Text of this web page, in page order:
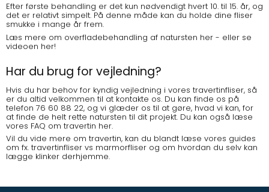
Efter første behandling er det kun nødvendigt hvert 10. til 15. år, og
det er relativt simpelt. På denne måde kan du holde dine fliser
smukke i mange år frem.
Læs mere om overfladebehandling af natursten her - eller se
videoen her!
Har du brug for vejledning?
Hvis du har behov for kyndig vejledning i vores travertinfliser, så
er du altid velkommen til at kontakte os. Du kan finde os på
telefon 76 60 88 22, og vi glæder os til at gøre, hvad vi kan, for
at finde de helt rette natursten til dit projekt. Du kan også læse
vores FAQ om travertin her.
Vil du vide mere om travertin, kan du blandt læse vores guides
om fx. travertinfliser vs marmorfliser og om hvordan du selv kan
lægge klinker derhjemme.